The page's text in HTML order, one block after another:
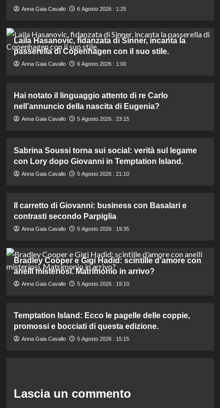
Anna Gaia Cavallo 6 Agosto 2026 : 1:25
Laila Hasanovic, fidanzata di Sinner, incanta la
passerella di Copenhagen con il suo stile.
Anna Gaia Cavallo 6 Agosto 2026 : 1:00
Hai notato il linguaggio attento di re Carlo
nell’annuncio della nascita di Eugenia?
Anna Gaia Cavallo 5 Agosto 2026 : 23:15
Sabrina Soussi torna sui social: verità sul legame
con Lory dopo Giovanni in Temptation Island.
Anna Gaia Cavallo 5 Agosto 2026 : 21:10
Il carretto di Giovanni: business con Basalari e
contrasti secondo Parpiglia
Anna Gaia Cavallo 5 Agosto 2026 : 19:35
Bradley Cooper e Gigi Hadid: scintille d’amore con
anelli misteriosi. Matrimonio in arrivo?
Anna Gaia Cavallo 5 Agosto 2026 : 19:10
Temptation Island: Ecco le pagelle delle coppie,
promossi e bocciati di questa edizione.
Anna Gaia Cavallo 5 Agosto 2026 : 15:15
Lascia un commento